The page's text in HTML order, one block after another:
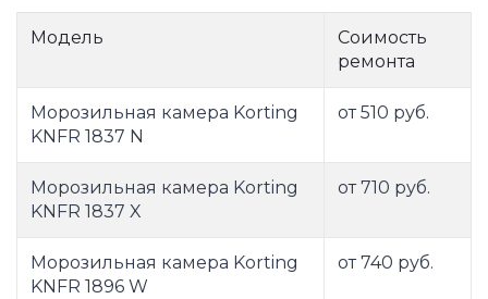
Модель
Соимость
ремонта
Морозильная камера Korting
KNFR 1837 N
от 510 руб.
Морозильная камера Korting
KNFR 1837 X
от 710 руб.
Морозильная камера Korting
KNFR 1896 W
от 740 руб.